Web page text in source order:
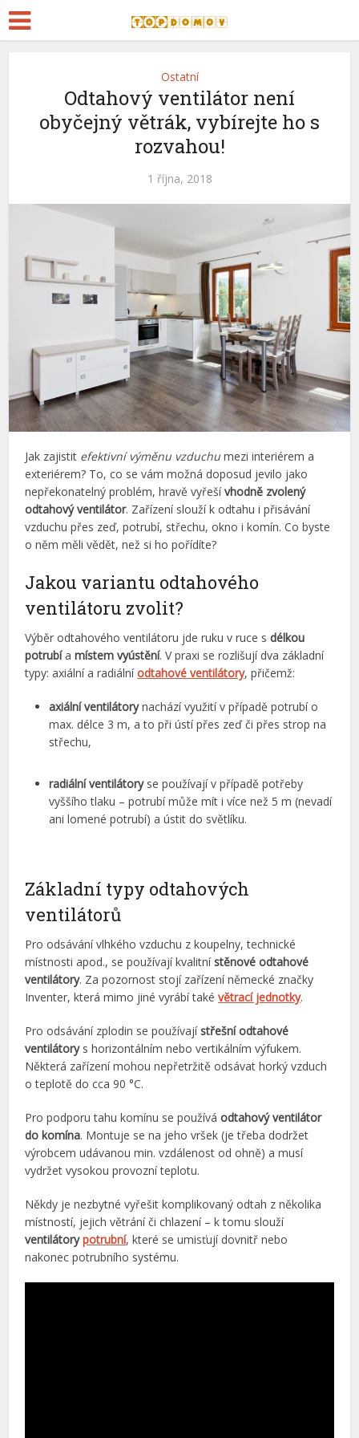
Ostatní
Odtahový ventilátor není
obyčejný větrák, vybírejte ho s
rozvahou!
1 října, 2018
Jak zajistit efektivní výměnu vzduchu mezi interiérem a
exteriérem? To, co se vám možná doposud jevilo jako
nepřekonatelný problém, hravě vyřešívhodně zvolený
odtahový ventilátor. Zařízení slouží k odtahu i přisávání
vzduchu přes zeď, potrubí, střechu, okno i komín. Co byste
o něm měli vědět, než si ho pořídíte?
Jakou variantu odtahového
ventilátoru zvolit?
Výběr odtahového ventilátoru jde ruku v ruce sdélkou
potrubíamístem vyústění. V praxi se rozlišují dva základní
typy: axiální a radiální odtahové ventilátory, přičemž:
axiální ventilátorynachází využití v případě potrubí o
max. délce 3 m, a to při ústí přes zeď či přes strop na
střechu,
radiální ventilátoryse používají v případě potřeby
vyššího tlaku – potrubí může mít i více než 5 m (nevadí
ani lomené potrubí) a ústit do světlíku.
Základní typy odtahových
ventilátorů
Pro odsávání vlhkého vzduchu z koupelny, technické
místnosti apod., se používají kvalitnístěnové odtahové
ventilátory. Za pozornost stojí zařízení německé značky
Inventer, která mimo jiné vyrábí také větrací jednotky.
Pro odsávání zplodin se používajístřešní odtahové
ventilátorys horizontálním nebo vertikálním výfukem.
Některá zařízení mohou nepřetržitě odsávat horký vzduch
o teplotě do cca 90 °C.
Pro podporu tahu komínu se používáodtahový ventilátor
do komína. Montuje se na jeho vršek (je třeba dodržet
výrobcem udávanou min. vzdálenost od ohně) a musí
vydržet vysokou provozní teplotu.
Někdy je nezbytné vyřešit komplikovaný odtah z několika
místností, jejich větrání či chlazení – k tomu slouží
ventilátorypotrubní, které se umisťují dovnitř nebo
nakonec potrubního systému.